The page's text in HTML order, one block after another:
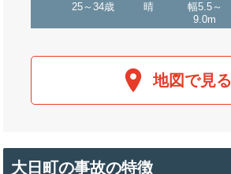
25～34歳 晴
幅5.5～
9.0m
地図で見る
大日町の事故の特徴